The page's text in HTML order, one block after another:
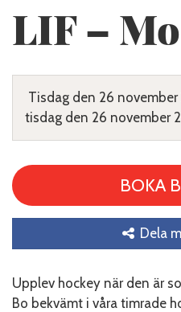
LIF –
Tisdag den 26
tisdag den 26 november
BOKA
Dela
Upplev hockey när den är
Bo bekvämt i våra timrade